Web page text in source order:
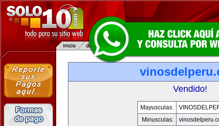
Vendido!
Mayusculas:
Minusculas: